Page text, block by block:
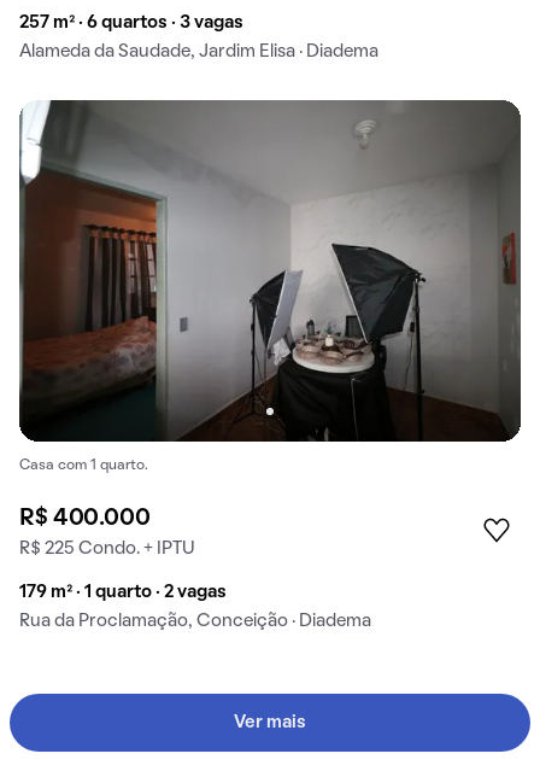
257 m² · 6 quartos · 3 vagas
Alameda da Saudade, Jardim Elisa · Diadema
Casa com 1 quarto.
R$ 400.000
R$ 225 Condo. + IPTU
179 m² · 1 quarto · 2 vagas
Rua da Proclamação, Conceição · Diadema
Ver mais